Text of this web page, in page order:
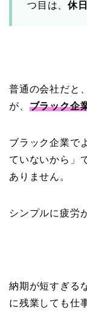
つ目は、休
普通の会社だと
が、 ブラック企
ブラック企業で
ていないから」
ありません。
シンプルに疲労
納期が短すぎる
に残業しても仕